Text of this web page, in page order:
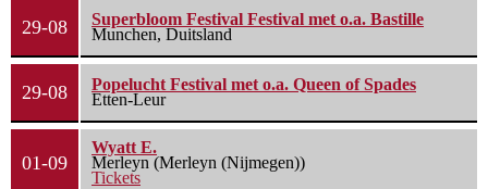
29-08
Superbloom Festival Festival met o.a. Bastille
Munchen, Duitsland
29-08
Popelucht Festival met o.a. Queen of Spades
Etten-Leur
01-09
Wyatt E.
Merleyn (Merleyn (Nijmegen))
Tickets